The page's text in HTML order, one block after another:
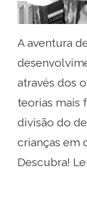
A aventura
através dos
teorias mais
divisão do
crianças em
Descubra!